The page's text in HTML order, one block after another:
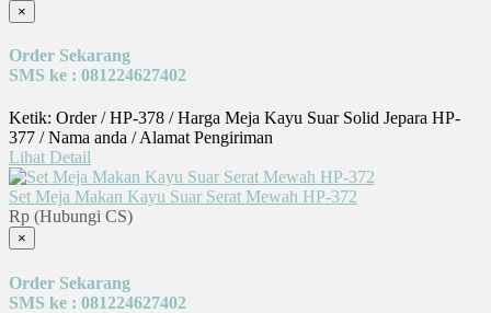
×
Order Sekarang
SMS ke : 081224627402
Ketik: Order / HP-378 / Harga Meja Kayu Suar Solid Jepara HP-
377 / Nama anda / Alamat Pengiriman
Lihat Detail
Set Meja Makan Kayu Suar Serat Mewah HP-372
Rp (Hubungi CS)
×
Order Sekarang
SMS ke : 081224627402